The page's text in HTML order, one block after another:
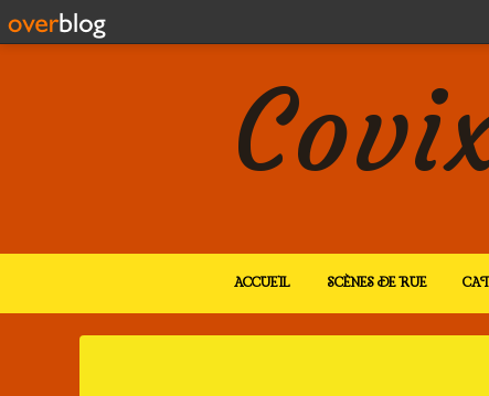
ACCUEIL SCÈNES DE RUE